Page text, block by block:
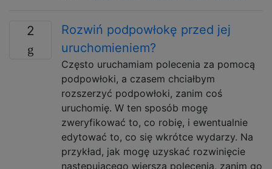
2
Rozwiń podpowłokę przed jej
uruchomieniem?
Często uruchamiam polecenia za pomocą
podpowłoki, a czasem chciałbym
rozszerzyć podpowłoki, zanim coś
uruchomię. W ten sposób mogę
zweryfikować to, co robię, i ewentualnie
edytować to, co się wkrótce wydarzy. Na
przykład, jak mogę uzyskać rozwinięcie
następującego wiersza polecenia, zanim go